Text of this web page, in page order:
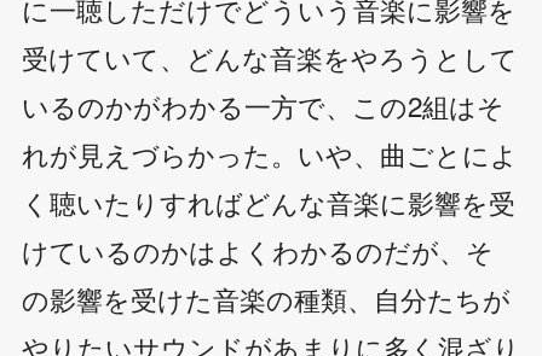
に一聴しただけでどういう音楽に影響を
受けていて、どんな音楽をやろうとして
いるのかがわかる一方で、この2組はそ
れが見えづらかった。いや、曲ごとによ
く聴いたりすればどんな音楽に影響を受
けているのかはよくわかるのだが、そ
の影響を受けた音楽の種類、自分たちが
やりたいサウンドがあまりに多く混ざり